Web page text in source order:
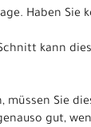
Haben Sie
kann
müssen Sie
gut,